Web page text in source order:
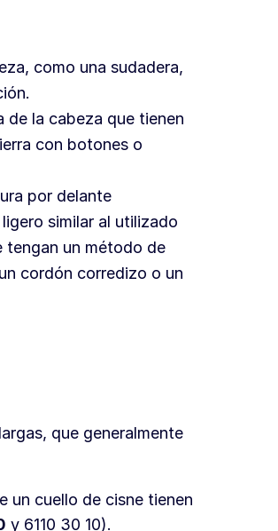
como una sudadera,
de la cabeza que tienen
con botones o
por delante
similar al utilizado
tengan un método de
cordón corredizo o un
que generalmente
un cuello de cisne tienen
y 6110 30 10).